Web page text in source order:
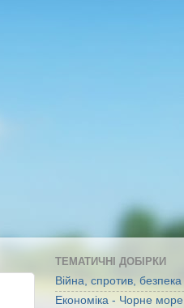
ТЕМАТИЧНІ ДОБІРКИ
Війна, спротив, безпека
Економіка - Чорне море